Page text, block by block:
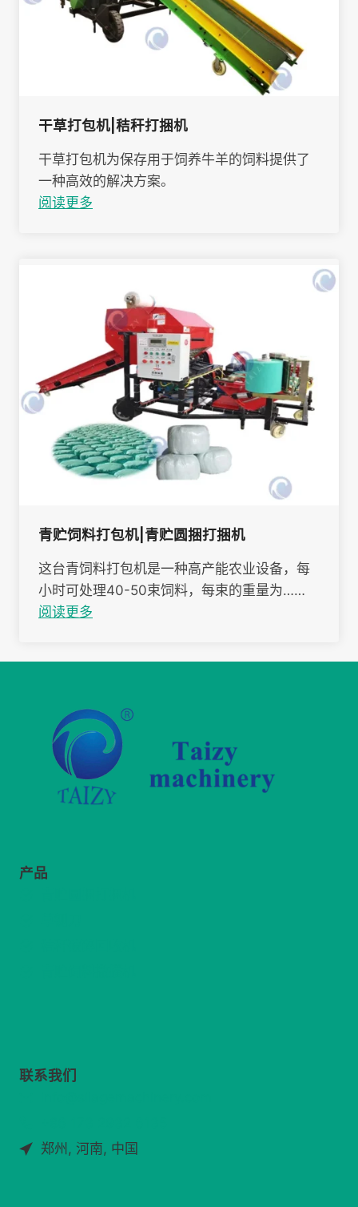
干草打包机|秸秆打捆机
干草打包机为保存用于饲养牛羊的饲料提供了
一种高效的解决方案。
阅读更多
青贮饲料打包机|青贮圆捆打捆机
这台青饲料打包机是一种高产能农业设备，每
小时可处理40-50束饲料，每束的重量为……
阅读更多
产品
联系我们
郑州, 河南, 中国